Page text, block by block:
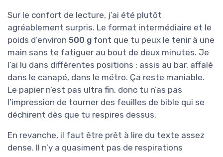
Sur le confort de lecture, j’ai été plutôt
agréablement surpris. Le format intermédiaire et le
poids d’environ 500 g font que tu peux le tenir à une
main sans te fatiguer au bout de deux minutes. Je
l’ai lu dans différentes positions : assis au bar, affalé
dans le canapé, dans le métro. Ça reste maniable.
Le papier n’est pas ultra fin, donc tu n’as pas
l’impression de tourner des feuilles de bible qui se
déchirent dès que tu respires dessus.
En revanche, il faut être prêt à lire du texte assez
dense. Il n’y a quasiment pas de respirations